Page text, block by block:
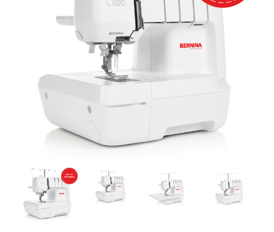
Autour de la couture